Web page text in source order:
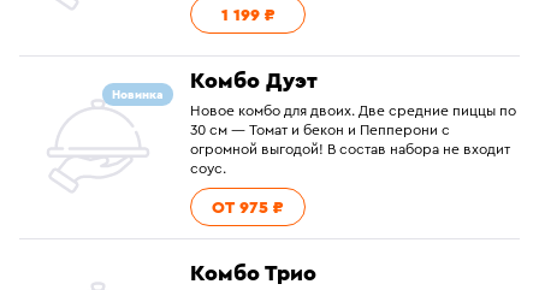
1 199 ₽
Новинка Комбо Дуэт
Новое комбо для двоих. Две средние пиццы по
30 см — Томат и бекон и Пепперони с
огромной выгодой! В состав набора не входит
соус.
ОТ 975 ₽
Комбо Трио